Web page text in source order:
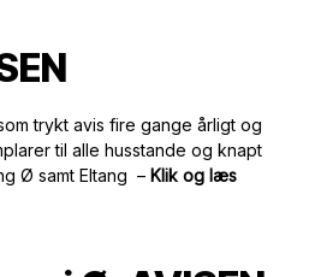
trykt avis fire gange årligt og
til alle husstande og knapt
Ø samt Eltang – Klik og læs